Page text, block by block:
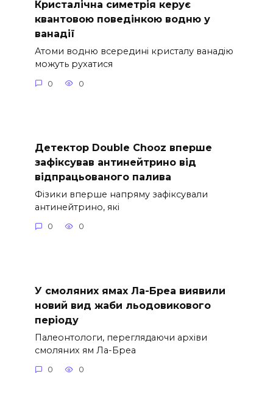
Кристалічна симетрія керує
квантовою поведінкою водню у
ванадії
Атоми водню всередині кристалу ванадію
можуть рухатися
0 0
Детектор Double Chooz вперше
зафіксував антинейтрино від
відпрацьованого палива
Фізики вперше напряму зафіксували
антинейтрино, які
0 0
У смоляних ямах Ла-Бреа виявили
новий вид жаби льодовикового
періоду
Палеонтологи, переглядаючи архіви
смоляних ям Ла-Бреа
0 0